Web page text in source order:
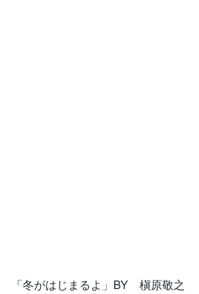
「冬がはじまるよ」BY 槇原敬之